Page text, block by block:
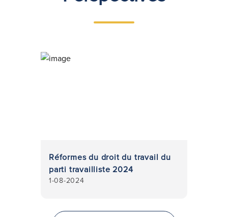
Réformes du droit du travail du
parti travailliste 2024
1-08-2024